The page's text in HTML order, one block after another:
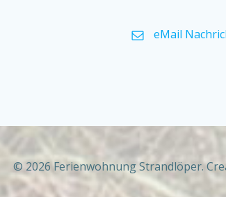
eMail
© 2026 Ferienwohnung Strandlöper.